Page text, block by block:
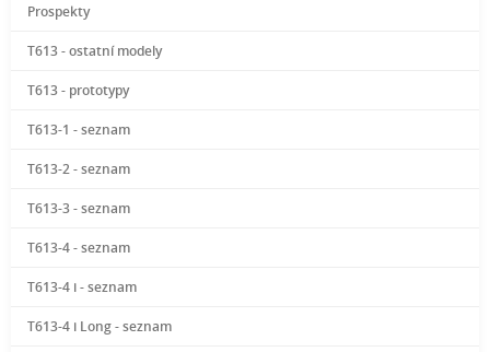
Prospekty
T613 - ostatní modely
T613 - prototypy
T613-1 - seznam
T613-2 - seznam
T613-3 - seznam
T613-4 - seznam
T613-4 i - seznam
T613-4 i Long - seznam